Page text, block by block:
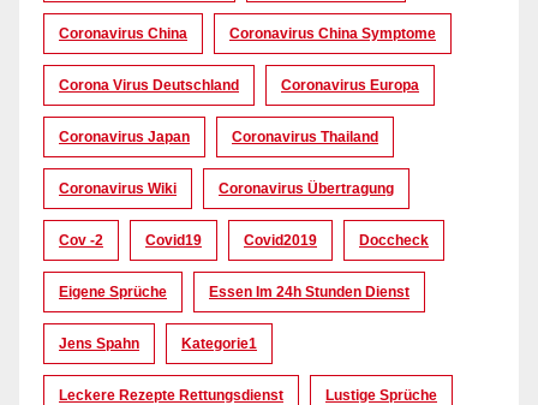
Coronavirus China Coronavirus China Symptome
Corona Virus Deutschland Coronavirus Europa
Coronavirus Japan Coronavirus Thailand
Coronavirus Wiki Coronavirus Übertragung
Cov -2 Covid19 Covid2019 Doccheck
Eigene Sprüche Essen Im 24h Stunden Dienst
Jens Spahn Kategorie1
Leckere Rezepte Rettungsdienst Lustige Sprüche